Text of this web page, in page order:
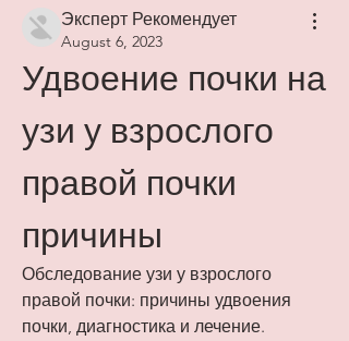
Эксперт Рекомендует
August 6, 2023
Удвоение почки на
узи у взрослого
правой почки
причины
Обследование узи у взрослого
правой почки: причины удвоения
почки, диагностика и лечение.